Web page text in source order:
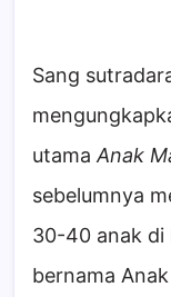
Sang
utama Anak
sebelumnya
30-40 anak di
bernama